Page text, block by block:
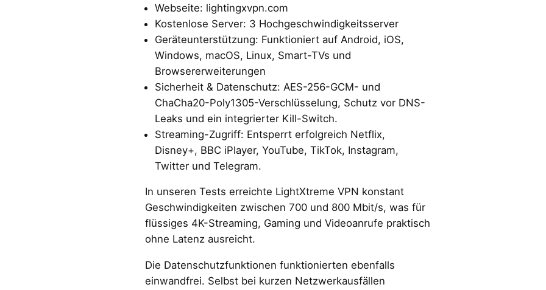
Webseite: lightingxvpn.com
Kostenlose Server: 3 Hochgeschwindigkeitsserver
Geräteunterstützung: Funktioniert auf Android, iOS,
Windows, macOS, Linux, Smart-TVs und
Browsererweiterungen
Sicherheit & Datenschutz: AES-256-GCM- und
ChaCha20-Poly1305-Verschlüsselung, Schutz vor DNS-
Leaks und ein integrierter Kill-Switch.
Streaming-Zugriff: Entsperrt erfolgreich Netflix,
Disney+, BBC iPlayer, YouTube, TikTok, Instagram,
Twitter und Telegram.
In unseren Tests erreichte LightXtreme VPN konstant
Geschwindigkeiten zwischen 700 und 800 Mbit/s, was für
flüssiges 4K-Streaming, Gaming und Videoanrufe praktisch
ohne Latenz ausreicht.
Die Datenschutzfunktionen funktionierten ebenfalls
einwandfrei. Selbst bei kurzen Netzwerkausfällen